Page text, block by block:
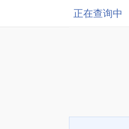
正在查询中